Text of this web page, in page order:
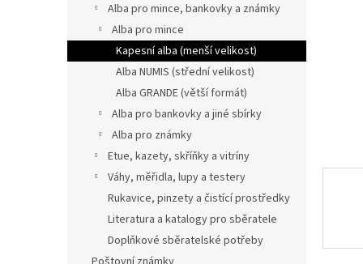
e
l
Alba pro mince, bankovky a známky
Alba pro mince
Kapesní alba (menší velikost)
Alba NUMIS (střední velikost)
Alba GRANDE (větší formát)
Alba pro bankovky a jiné sbírky
Alba pro známky
Etue, kazety, skříňky a vitríny
Váhy, měřidla, lupy a testery
Rukavice, pinzety a čistící prostředky
Literatura a katalogy pro sběratele
Doplňkové sběratelské potřeby